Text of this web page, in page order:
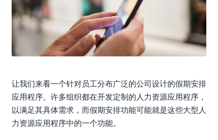
让我们来看一个针对员工分布广泛的公司设计的假期安排
应用程序。许多组织都在开发定制的人力资源应用程序，
以满足其具体需求，而假期安排功能可能就是这些大型人
力资源应用程序中的一个功能。